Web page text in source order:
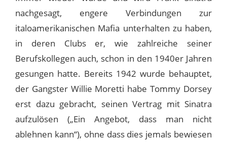
nachgesagt, engere Verbindungen zur
italoamerikanischen Mafia unterhalten zu haben,
in deren Clubs er, wie zahlreiche seiner
Berufskollegen auch, schon in den 1940er Jahren
gesungen hatte. Bereits 1942 wurde behauptet,
der Gangster Willie Moretti habe Tommy Dorsey
erst dazu gebracht, seinen Vertrag mit Sinatra
aufzulösen („Ein Angebot, dass man nicht
ablehnen kann“), ohne dass dies jemals bewiesen